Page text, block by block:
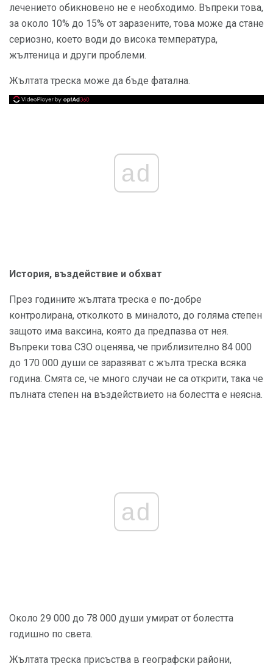
лечението обикновено не е необходимо. Въпреки това,
за около 10% до 15% от заразените, това може да стане
сериозно, което води до висока температура,
жълтеница и други проблеми.
Жълтата треска може да бъде фатална.
ad
История, въздействие и обхват
През годините жълтата треска е по-добре
контролирана, отколкото в миналото, до голяма степен
защото има ваксина, която да предпазва от нея.
Въпреки това СЗО оценява, че приблизително 84 000
до 170 000 души се заразяват с жълта треска всяка
година. Смята се, че много случаи не са открити, така че
пълната степен на въздействието на болестта е неясна.
ad
Около 29 000 до 78 000 души умират от болестта
годишно по света.
Жълтата треска присъства в географски райони,